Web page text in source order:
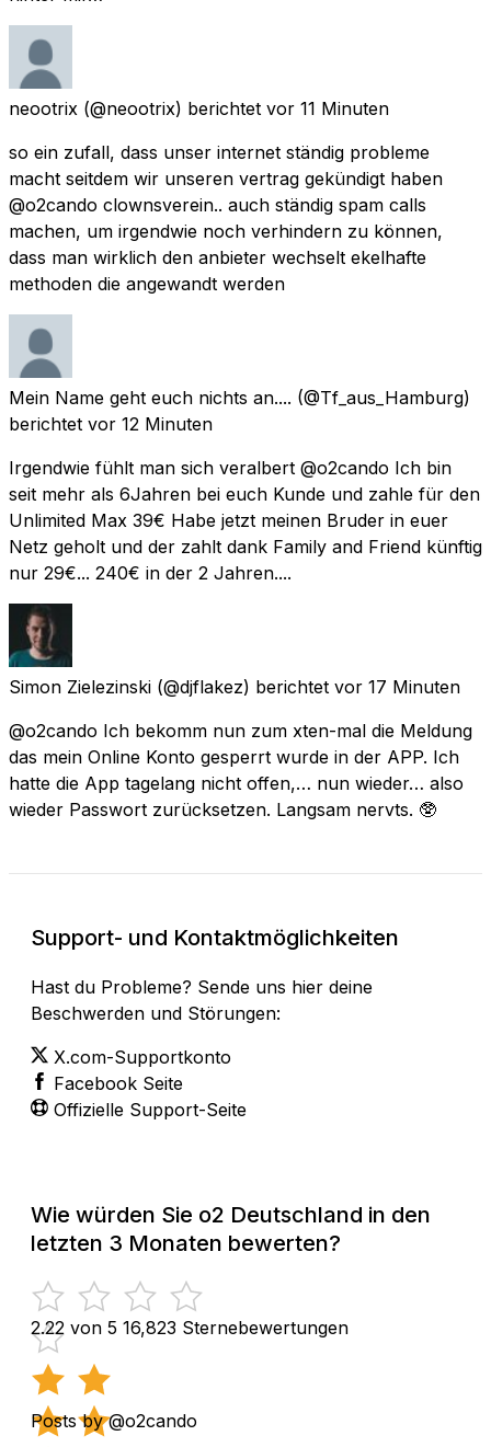
neootrix (@neootrix) berichtet vor 11 Minuten
so ein zufall, dass unser internet ständig probleme
macht seitdem wir unseren vertrag gekündigt haben
@o2cando clownsverein.. auch ständig spam calls
machen, um irgendwie noch verhindern zu können,
dass man wirklich den anbieter wechselt ekelhafte
methoden die angewandt werden
Mein Name geht euch nichts an.... (@Tf_aus_Hamburg)
berichtet vor 12 Minuten
Irgendwie fühlt man sich veralbert @o2cando Ich bin
seit mehr als 6Jahren bei euch Kunde und zahle für den
Unlimited Max 39€ Habe jetzt meinen Bruder in euer
Netz geholt und der zahlt dank Family and Friend künftig
nur 29€... 240€ in der 2 Jahren....
Simon Zielezinski (@djflakez) berichtet vor 17 Minuten
@o2cando Ich bekomm nun zum xten-mal die Meldung
das mein Online Konto gesperrt wurde in der APP. Ich
hatte die App tagelang nicht offen,… nun wieder… also
wieder Passwort zurücksetzen. Langsam nervts. 🥸
Support- und Kontaktmöglichkeiten
Hast du Probleme? Sende uns hier deine
Beschwerden und Störungen:
X.com-Supportkonto
Facebook Seite
Offizielle Support-Seite
Wie würden Sie o2 Deutschland in den
letzten 3 Monaten bewerten?
2.22 von 5 16,823 Sternebewertungen
Posts by @o2cando